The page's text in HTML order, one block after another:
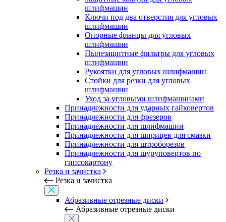
шлифмашин
Ключи под два отверстия для угловых
шлифмашин
Опорные фланцы для угловых
шлифмашин
Пылезащитные фильтры для угловых
шлифмашин
Рукоятки для угловых шлифмашин
Стойки для резки для угловых
шлифмашин
Уход за угловыми шлифмашинами
Принадлежности для ударных гайковертов
Принадлежности для фрезеров
Принадлежности для шлифмашин
Принадлежности для шприцев для смазки
Принадлежности для штроборезов
Принадлежности для шуруповертов по
гипсокартону
Резка и зачистка
Резка и зачистка
Абразивные отрезные диски
Абразивные отрезные диски